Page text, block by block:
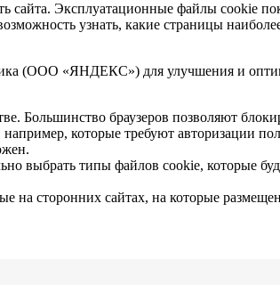
сайта. Эксплуатационные файлы cookie
узнать, какие страницы
(ООО «ЯНДЕКС») для улучшения и
Большинство браузеров позволяют
которые требуют авторизации
выбрать типы файлов cookie, которые
сторонних сайтах, на которые